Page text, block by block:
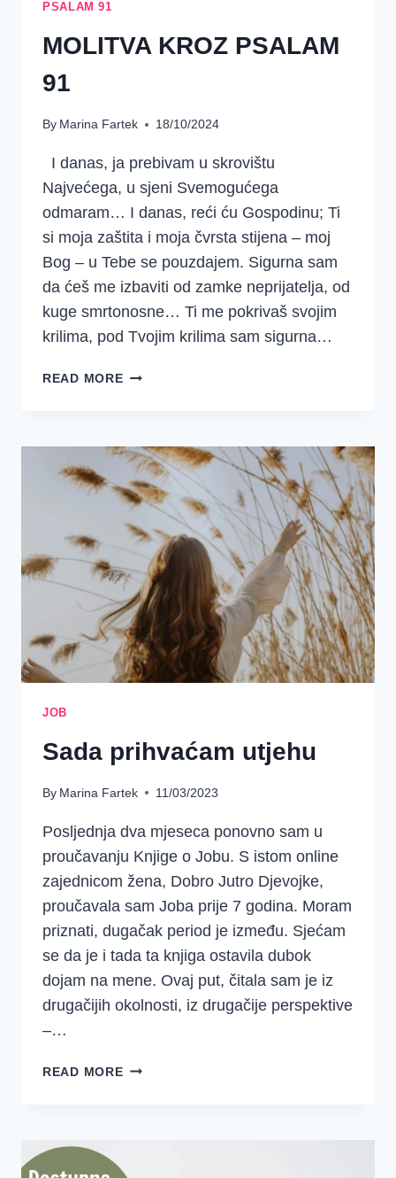
PSALAM 91
MOLITVA KROZ PSALAM
91
By Marina Fartek 18/10/2024
I danas, ja prebivam u skrovištu
Najvećega, u sjeni Svemogućega
odmaram… I danas, reći ću Gospodinu; Ti
si moja zaštita i moja čvrsta stijena – moj
Bog – u Tebe se pouzdajem. Sigurna sam
da ćeš me izbaviti od zamke neprijatelja, od
kuge smrtonosne… Ti me pokrivaš svojim
krilima, pod Tvojim krilima sam sigurna…
READ MOREMOLITVA
JOB
Sada prihvaćam utjehu
By Marina Fartek 11/03/2023
Posljednja dva mjeseca ponovno sam u
proučavanju Knjige o Jobu. S istom online
zajednicom žena, Dobro Jutro Djevojke,
proučavala sam Joba prije 7 godina. Moram
priznati, dugačak period je između. Sjećam
se da je i tada ta knjiga ostavila dubok
dojam na mene. Ovaj put, čitala sam je iz
drugačijih okolnosti, iz drugačije perspektive
–…
READ MORESADA